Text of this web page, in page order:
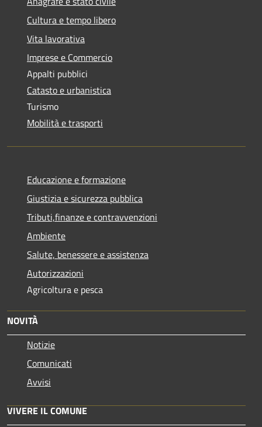
Cultura e tempo libero
Vita lavorativa
Imprese e Commercio
Appalti pubblici
Catasto e urbanistica
Turismo
Mobilità e trasporti
Educazione e formazione
Giustizia e sicurezza pubblica
Tributi,finanze e contravvenzioni
Ambiente
Salute, benessere e assistenza
Autorizzazioni
Agricoltura e pesca
NOVITÀ
Notizie
Comunicati
Avvisi
VIVERE IL COMUNE